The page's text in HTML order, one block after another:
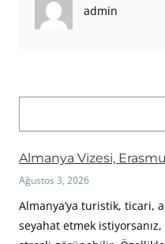
admin
Almanya Vizesi,
Ağustos 3, 2026
Almanya’ya turistik, ticari,
seyahat etmek